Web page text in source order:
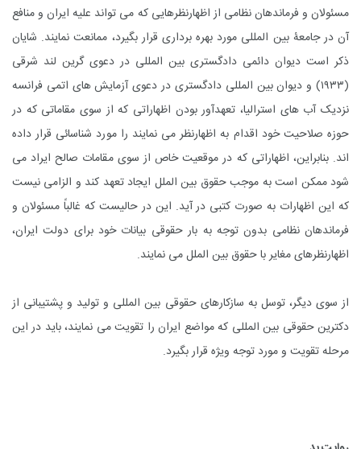
مسئولان و فرماندهان نظامی از اظهارنظرهایی که می تواند علیه ایران و منافع
آن در جامعۀ بین المللی مورد بهره برداری قرار بگیرد، ممانعت نمایند. شایان
ذکر است دیوان دائمی دادگستری بین المللی در دعوی گرین لند شرقی
(۱۹۳۳) و دیوان بین المللی دادگستری در دعوی آزمایش های اتمی فرانسه
نزدیک آب های استرالیا، تعهدآور بودن اظهاراتی که از سوی مقاماتی که در
حوزه صلاحیت خود اقدام به اظهارنظر می نمایند را مورد شناسائی قرار داده
اند. بنابراین، اظهاراتی که در موقعیت خاص از سوی مقامات صالح ایراد می
شود ممکن است به موجب حقوق بین الملل ایجاد تعهد کند و الزامی نیست
که این اظهارات به صورت کتبی در آید. این در حالیست که غالباً مسئولان و
فرماندهان نظامی بدون توجه به بار حقوقی بیانات خود برای دولت ایران،
اظهارنظرهای مغایر با حقوق بین الملل می نمایند.
از سوی دیگر، توسل به سازکارهای حقوقی بین المللی و تولید و پشتیبانی از
دکترین حقوقی بین المللی که مواضع ایران را تقویت می نمایند، باید در این
مرحله تقویت و مورد توجه ویژه قرار بگیرد.